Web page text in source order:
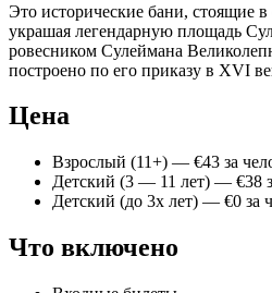
Это исторические бани, стоящие
украшая легендарную площадь
ровесником Сулеймана
построено по его приказу в XVI
Цена
Взрослый (11+) — €43 за
Детский (3 — 11 лет) — €38
Детский (до 3х лет) — €0 за
Что включено